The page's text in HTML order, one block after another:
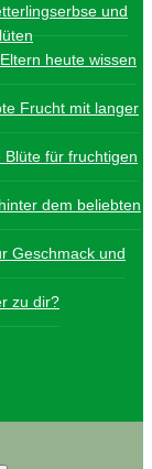
und
heute wissen
Frucht mit langer
für fruchtigen
dem beliebten
Geschmack und
zu dir?